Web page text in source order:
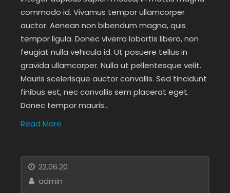
commodo id. Vivamus tempor ullamcorper
auctor. Aenean non bibendum magna, quis
tempor ligula. Donec viverra lobortis libero, non
feugiat nulla vehicula id. Ut posuere tellus in
gravida ullamcorper. Nulla ut pellentesque velit.
Mauris scelerisque auctor convallis. Sed tincidunt
finibus est, nec convallis sem placerat eget.
Donec tempor mauris…
Read More
22.06.20
admin